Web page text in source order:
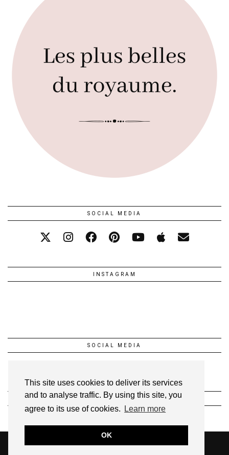
This site uses cookies to deliver its services
and to analyse traffic. By using this site, you
agree to its use of cookies.
Learn more
OK
SOCIAL MEDIA
INSTAGRAM
SOCIAL MEDIA
INSTAGRAM @1FEEDANSLESETOILES